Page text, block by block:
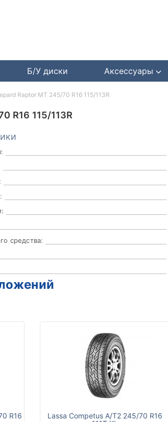
Б/У диски Аксессуары
R16 115/113R
средства:
R16
Lassa Competus A/T2 245/70 R16
Raptor MT 245/70 R16 115/113R